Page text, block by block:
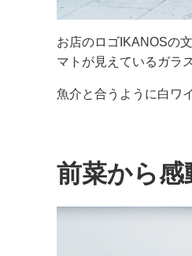
お店のロゴIKANOSの
マトが見えているガラ
魚介と合うように白ワ
前菜から感